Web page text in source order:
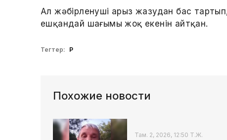
Ал жәбірленуші арыз жазудан бас
ешқандай шағымы жоқ екенін айтқан.
Тегтер: ҚР
Похожие новости
Там. 2, 2026, 12:50 Т.Ж.